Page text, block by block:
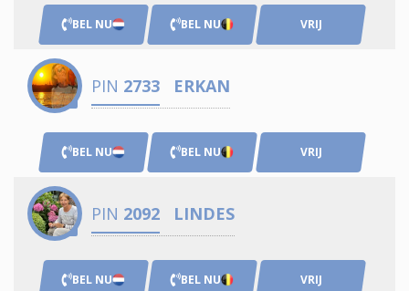
BEL NU BEL NU VRIJ
PIN 2733 ERKAN
BEL NU BEL NU VRIJ
PIN 2092 LINDES
BEL NU BEL NU VRIJ